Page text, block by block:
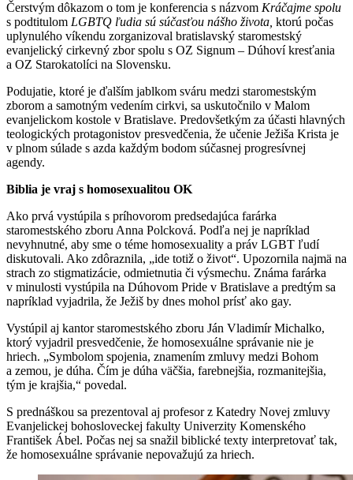
Čerstvým dôkazom o tom je konferencia s názvom Kráčajme spolu
s podtitulom LGBTQ ľudia sú súčasťou nášho života, ktorú počas
uplynulého víkendu zorganizoval bratislavský staromestský
evanjelický cirkevný zbor spolu s OZ Signum – Dúhoví kresťania
a OZ Starokatolíci na Slovensku.
Podujatie, ktoré je ďalším jablkom sváru medzi staromestským
zborom a samotným vedením cirkvi, sa uskutočnilo v Malom
evanjelickom kostole v Bratislave. Predovšetkým za účasti hlavných
teologických protagonistov presvedčenia, že učenie Ježiša Krista je
v plnom súlade s azda každým bodom súčasnej progresívnej
agendy.
Biblia je vraj s homosexualitou OK
Ako prvá vystúpila s príhovorom predsedajúca farárka
staromestského zboru Anna Polcková. Podľa nej je napríklad
nevyhnutné, aby sme o téme homosexuality a práv LGBT ľudí
diskutovali. Ako zdôraznila, „ide totiž o život“. Upozornila najmä na
strach zo stigmatizácie, odmietnutia či výsmechu. Známa farárka
v minulosti vystúpila na Dúhovom Pride v Bratislave a predtým sa
napríklad vyjadrila, že Ježiš by dnes mohol prísť ako gay.
Vystúpil aj kantor staromestského zboru Ján Vladimír Michalko,
ktorý vyjadril presvedčenie, že homosexuálne správanie nie je
hriech. „Symbolom spojenia, znamením zmluvy medzi Bohom
a zemou, je dúha. Čím je dúha väčšia, farebnejšia, rozmanitejšia,
tým je krajšia,“ povedal.
S prednáškou sa prezentoval aj profesor z Katedry Novej zmluvy
Evanjelickej bohosloveckej fakulty Univerzity Komenského
František Ábel. Počas nej sa snažil biblické texty interpretovať tak,
že homosexuálne správanie nepovažujú za hriech.